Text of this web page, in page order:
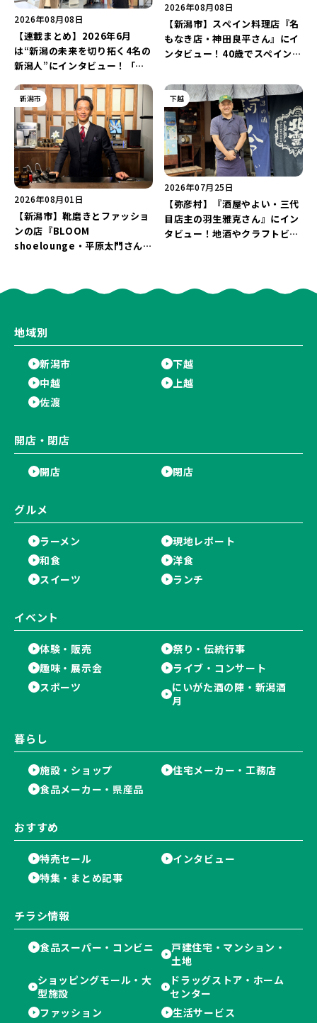
2026年08月08日
【連載まとめ】2026年6月
は“新潟の未来を切り拓く4名の
新潟人”にインタビュー！「学
トグラファー」など要チェック
♪
2026年08月08日
【新潟市】スペイン料理店『名
もなき店・神田良平さん』にイ
ンタビュー！40歳でスペインへ
で届ける♪
新潟市
2026年08月01日
【新潟市】靴磨きとファッショ
ンの店『BLOOM
shoelounge・平原太門さん』
案とは？
下越
2026年07月25日
【弥彦村】『酒屋やよい・三代
目店主の羽生雅克さん』にイン
タビュー！地酒やクラフトビー
地域別
新潟市
下越
中越
上越
佐渡
開店・閉店
開店 閉店
グルメ
ラーメン
現地レポート
和食
洋食
スイーツ
ランチ
イベント
体験・販売
祭り・伝統行事
趣味・展示会
ライブ・コンサート
スポーツ
にいがた酒の陣・新潟酒
月
暮らし
施設・ショップ
住宅メーカー・工務店
食品メーカー・県産品
おすすめ
特売セール
インタビュー
特集・まとめ記事
チラシ情報
食品スーパー・コンビニ
戸建住宅・マンション・
土地
ショッピングモール・大
型施設
ドラッグストア・ホーム
センター
ファッション
生活サービス